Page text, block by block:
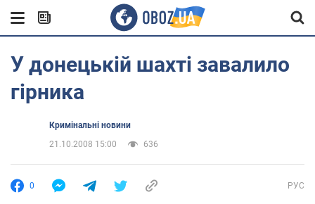
У донецькій шахті завалило
гірника
Кримінальні новини
21.10.2008 15:00
636
0 РУС